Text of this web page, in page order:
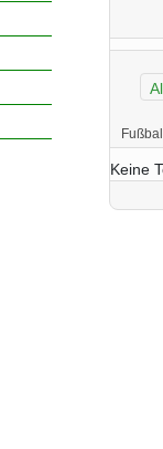
Keine